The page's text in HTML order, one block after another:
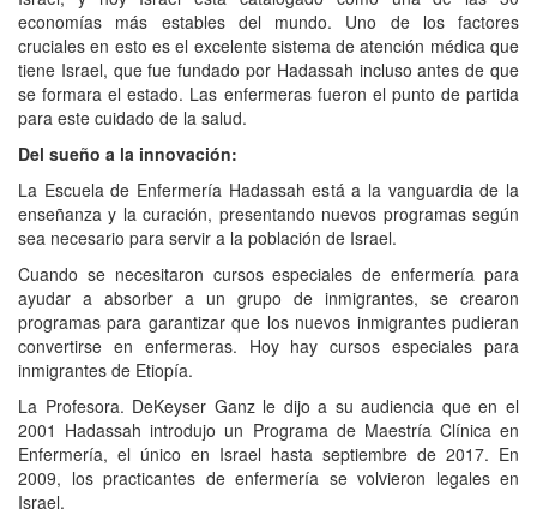
economías más estables del mundo. Uno de los factores
cruciales en esto es el excelente sistema de atención médica que
tiene Israel, que fue fundado por Hadassah incluso antes de que
se formara el estado. Las enfermeras fueron el punto de partida
para este cuidado de la salud.
Del sueño a la innovación:
La Escuela de Enfermería Hadassah está a la vanguardia de la
enseñanza y la curación, presentando nuevos programas según
sea necesario para servir a la población de Israel.
Cuando se necesitaron cursos especiales de enfermería para
ayudar a absorber a un grupo de inmigrantes, se crearon
programas para garantizar que los nuevos inmigrantes pudieran
convertirse en enfermeras. Hoy hay cursos especiales para
inmigrantes de Etiopía.
La Profesora. DeKeyser Ganz le dijo a su audiencia que en el
2001 Hadassah introdujo un Programa de Maestría Clínica en
Enfermería, el único en Israel hasta septiembre de 2017. En
2009, los practicantes de enfermería se volvieron legales en
Israel.